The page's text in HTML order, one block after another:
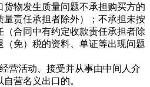
物发生质量问题不承担购买方的
责任承担者除外）；不承担未按
合同中有约定收款责任承担者除
免）税的资料、单证等出现问题
活动、接受并从事由中间人介
营名义出口的。